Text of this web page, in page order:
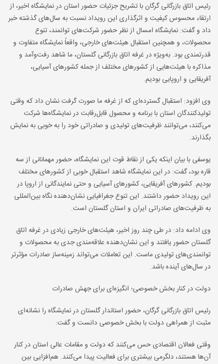
رئیس اتاق بازرگانی گرگان با تشریح جزئیات حضور استان در نمایشگاه اخیر، از
ارتقاء محسوس کیفیت و اثرگذاری این رویداد نسبت به سال‌های گذشته خبر
داد و گفت: نمایشگاه امسال از نظر حضور شرکت‌های توانمند، تنوع
محصولات، و همچنین استقبال هیئت‌های خارجی، واقعاً نمایشگاه متفاوت و
قدرتمندی بود. به‌ویژه در غرفه اتاق بازرگانی گلستان، ما شاهد رفت‌وآمد و
مذاکره با هیئت‌هایی از کشورهای مختلف از جمله کشورهای آسیایی،
آفریقایی و اروپایی بودیم.
وی افزود: استقبال گسترده‌ای که از غرفه ما صورت گرفت نشان داد که وقتی
تولیدکنندگان استان با برنامه و محصول قابل‌رقابت در نمایشگاه‌ها شرکت
می‌کنند، می‌توانند ظرفیت‌های تولیدی و صادراتی خود را به خوبی به نمایش
بگذارند.
یوسفی با بیان اینکه یکی از نقاط قوت این نمایشگاه، حضور مهمانانی از سه
قاره بود، گفت: در این نمایشگاه شاهد استقبال خوبی از کشورهای مختلف
بودیم. کشورهای آفریقایی، کشورهای آسیایی و حتی نمایندگانی از اروپا در
این رویداد حضور داشتند. این تنوع جغرافیایی نشان‌دهنده نگاه بین‌المللی
به ظرفیت‌های صادراتی ایران و استان گلستان است.
وی ادامه داد: در طی چند روز اخیر، هیئت‌های خارجی زیادی در غرفه اتاق
گلستان حضور یافتند و این نشان‌دهنده علاقه‌مندی جدی به محصولات و
توانمندی‌های تولیدی ماست. این تعاملات می‌تواند زمینه‌ساز صادرات مؤثرتر
در سال‌های آینده باشد.
دولت در کنار بخش خصوصی؛ انگیزه‌ای برای جهش صادرات
رئیس اتاق بازرگانی گرگان، حضور استاندار گلستان در نمایشگاه را نشانه‌ای
مثبت از همراهی دولت با بخش خصوصی دانست و گفت:
وقتی فعالان اقتصادی حس می‌کنند که دولت و مقامات عالی استان در کنار
آن‌ها هستند، دلگرمی بیشتری برای فعالیت پیدا می‌کنند. هم‌افزایی بین